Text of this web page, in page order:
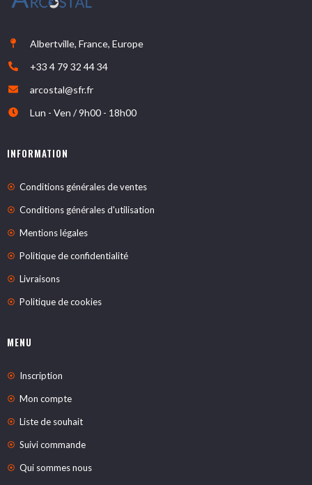
Albertville, France, Europe
+33 4 79 32 44 34
arcostal@sfr.fr
Lun - Ven / 9h00 - 18h00
INFORMATION
Conditions générales de ventes
Conditions générales d'utilisation
Mentions légales
Politique de confidentialité
Livraisons
Politique de cookies
MENU
Inscription
Mon compte
Liste de souhait
Suivi commande
Qui sommes nous